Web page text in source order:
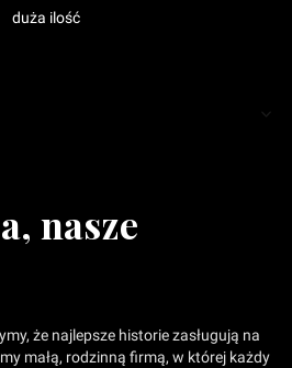
duża ilość
nasze
że najlepsze historie zasługują na
małą, rodzinną firmą, w której każdy